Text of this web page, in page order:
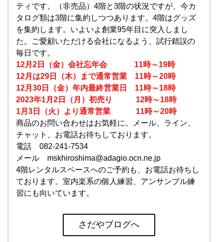
ティです。（非売品）4階と3階の状況ですが、今カ
タログ類は3階に集約しつつあります。4階はグッズ
を集約します。いよいよ創業95年目に突入しまし
た。ご愛顧いただける会社になるよう、試行錯誤の
毎日です。
12月2日（金）会社忘年会　　　  11時～19時
12月は29日（木）まで通常営業　11時～20時
12月30日（金）年内最終営業日　11時～18時
2023年1月2日（月）初売り　　　12時～18時
1月3日（火）より通常営業　　　 11時～20時
商品のお問い合わせはお気軽に。メール、ライン、
チャット、お電話お待ちしております。
電話　082-241-7534
メール　mskhiroshima@adagio.ocn.ne.jp
4階レンタルスペースへのご予約も、お電話お待ちし
ております。室内楽系の個人練習、アンサンブル練
習にも向いています。
さだやブログへ